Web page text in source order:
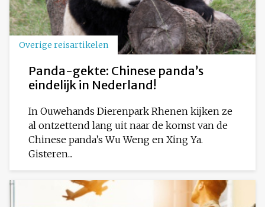
Overige reisartikelen
Panda-gekte: Chinese panda’s
eindelijk in Nederland!
In Ouwehands Dierenpark Rhenen kijken ze
al ontzettend lang uit naar de komst van de
Chinese panda’s Wu Weng en Xing Ya.
Gisteren...